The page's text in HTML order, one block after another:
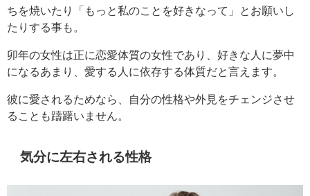
ちを焼いたり「もっと私のことを好きなって」とお願いし
たりする事も。
卯年の女性は正に恋愛体質の女性であり、好きな人に夢中
になるあまり、愛する人に依存する体質だと言えます。
彼に愛されるためなら、自分の性格や外見をチェンジさせ
ることも躊躇いません。
気分に左右される性格